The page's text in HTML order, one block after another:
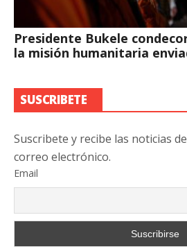
Presidente Bukele
la misión humanitaria
SUSCRIBETE
Suscribete y recibe las noticias
correo electrónico.
Email